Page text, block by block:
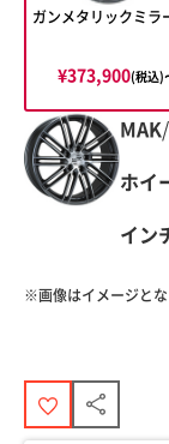
ガンメタリックミラ
¥373,900(税込)
MAK/
ホイ
イン
※画像はイメージとな